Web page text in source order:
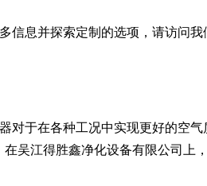
信息并探索定制的选项，请访问我
对于在各种工况中实现更好的空
吴江得胜鑫净化设备有限公司上